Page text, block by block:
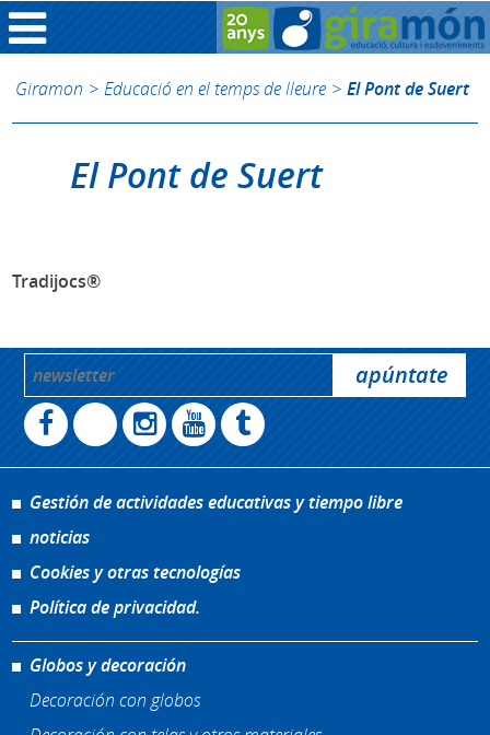
Giramon > Educació en el temps de lleure > El Pont de Suert
El Pont de Suert
Tradijocs®
Gestión de actividades educativas y tiempo libre
noticias
Cookies y otras tecnologías
Política de privacidad.
Globos y decoración
Decoración con globos